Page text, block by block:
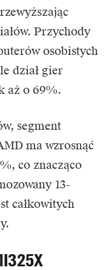
Przychody
osobistych
dział gier
aż o 69%.
segment
ma wzrosnąć
co znacząco
13-
całkowitych